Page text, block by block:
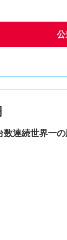
数連続世界一